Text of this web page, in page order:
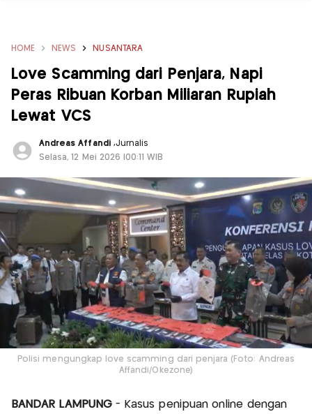
HOME NEWS NUSANTARA
Love Scamming dari Penjara, Napi
Peras Ribuan Korban Miliaran Rupiah
Lewat VCS
Andreas Affandi ,Jurnalis
Selasa, 12 Mei 2026 |00:11 WIB
Polisi mengungkap love scamming dari penjara (Foto: Andreas
Affandi/Okezone)
BANDAR LAMPUNG- Kasus penipuan online dengan